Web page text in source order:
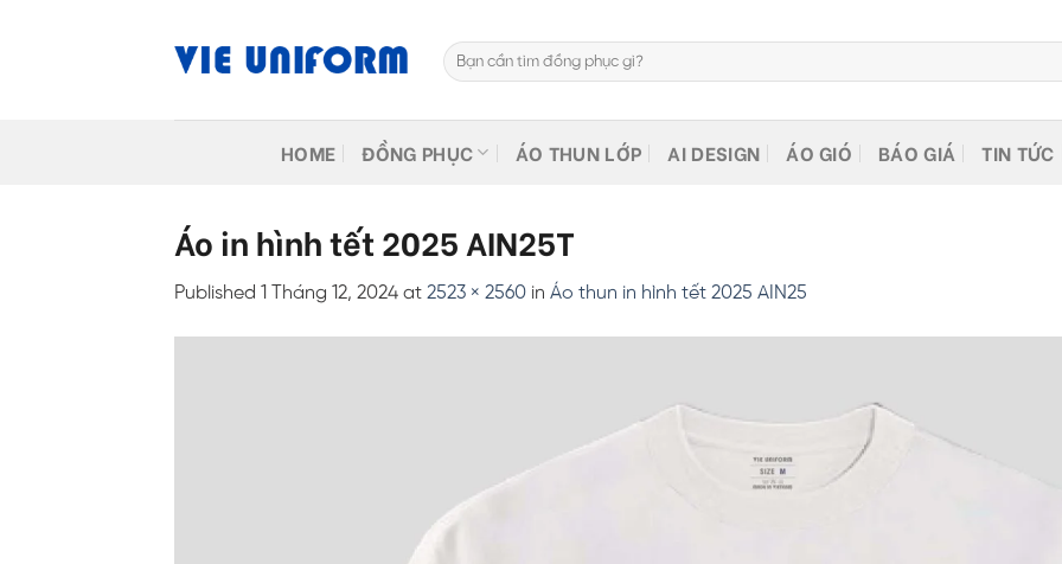
Tìm
kiếm:
HOME ĐỒNG PHỤC ÁO THUN LỚP AI DESIGN ÁO GIÓ BÁO GIÁ TIN TỨC
Áo in hình tết 2025 AIN25T
Published 1 Tháng 12, 2024 at 2523 × 2560 in Áo thun in hình tết 2025 AIN25